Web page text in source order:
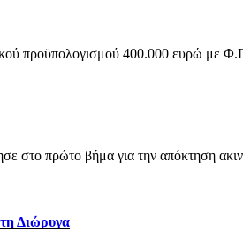
προϋπολογισμού 400.000 ευρώ με
στο πρώτο βήμα για την απόκτηση
Διώρυγα